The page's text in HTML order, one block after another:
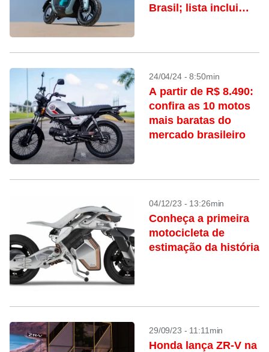
Brasil; lista inclui
24/04/24 - 8:50min
A partir de R$ 8.490:
confira as 10 motos
mais baratas do
mercado brasileiro
04/12/23 - 13:26min
Conheça a primeira
motocicleta de
estimação da história
29/09/23 - 11:11min
Honda lança ZR-V na